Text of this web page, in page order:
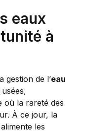
eaux
à
gestion de l’eau
où la rareté des
À ce jour, la
les